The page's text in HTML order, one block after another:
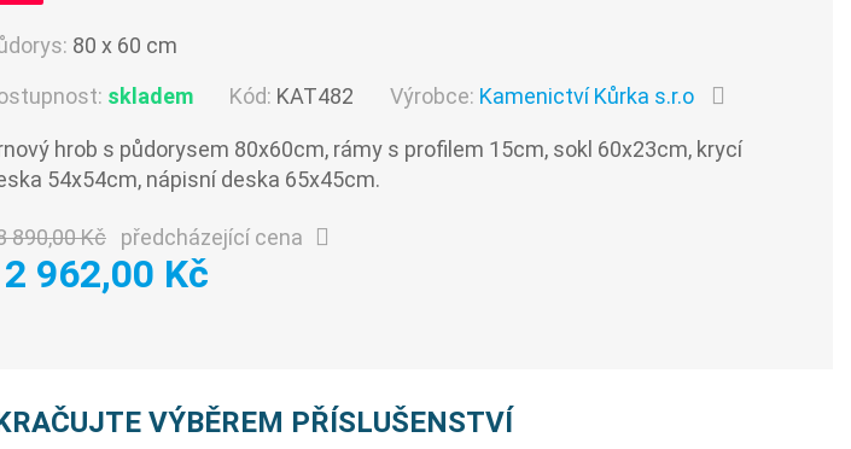
80 x 60 cm
skladem Kód: KAT482 Výrobce: Kamenictví Kůrka s.r.o
hrob s půdorysem 80x60cm, rámy s profilem 15cm, sokl 60x23cm, krycí
54x54cm, nápisní deska 65x45cm.
890,00 Kč předcházející cena
962,00 Kč
VÝBĚREM PŘÍSLUŠENSTVÍ